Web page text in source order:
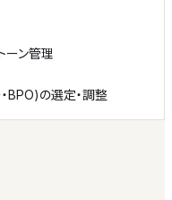
ーン管理
BPO)の選定・調整